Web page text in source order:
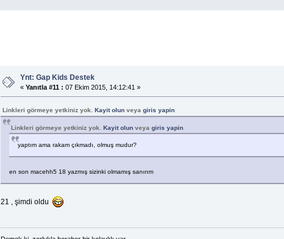
Ynt: Gap Kids Destek
« Yanıtla #11 : 07 Ekim 2015, 14:12:41 »
Linkleri görmeye yetkiniz yok. Kayit olunveya giris yapin
Linkleri görmeye yetkiniz yok. Kayit olunveya giris yapin
yaptım ama rakam çıkmadı, olmuş mudur?
en son macehh5 18 yazmış sizinki olmamış sanırım
21 , şimdi oldu